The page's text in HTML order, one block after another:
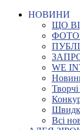
НОВИНИ
ЩО
WE
Всі